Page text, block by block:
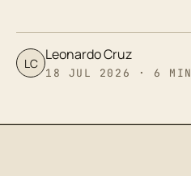
LC Leonardo Cruz
18 JUL 2026 · 6 MIN